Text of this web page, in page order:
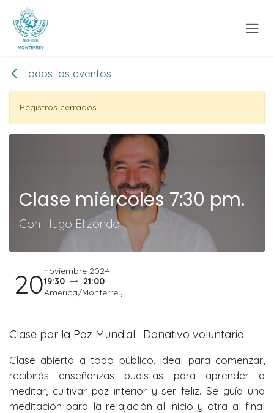
Ir al contenido
Todos los eventos
Registros cerrados
Clase miércoles 7:30 pm.
Con Hugo Elizondo
20noviembre 2024
19:30
21:00
America/Monterrey
Clase por la Paz Mundial · Donativo voluntario
Clase abierta a todo público, ideal para comenzar,
recibirás enseñanzas budistas para aprender a
meditar, cultivar paz interior y ser feliz. Se guía una
meditación para la relajación al inicio y otra al final